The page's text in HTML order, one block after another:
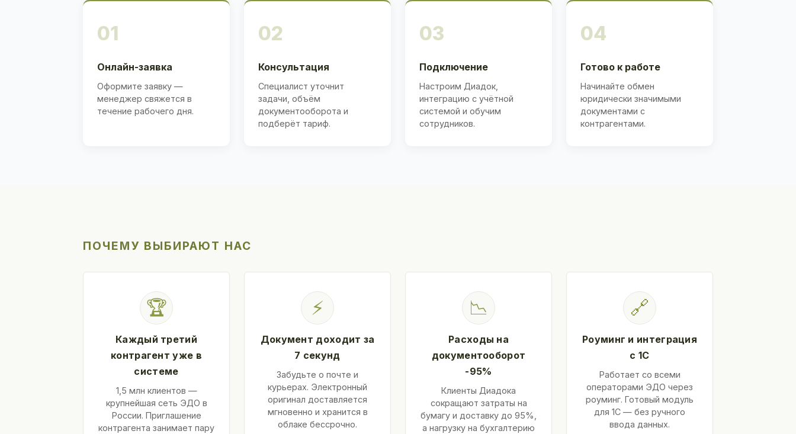
01
Онлайн-заявка
Оформите заявку —
менеджер свяжется в
течение рабочего дня.
02
Консультация
Специалист уточнит
задачи, объём
документооборота и
подберёт тариф.
03
Подключение
Настроим Диадок,
интеграцию с учётной
системой и обучим
сотрудников.
04
Готово к работе
Начинайте обмен
юридически значимыми
документами с
контрагентами.
ПОЧЕМУ ВЫБИРАЮТ НАС
🏆
Каждый третий
контрагент уже в
системе
1,5 млн клиентов —
крупнейшая сеть ЭДО в
России. Приглашение
контрагента занимает пару
⚡
Документ доходит за
7 секунд
Забудьте о почте и
курьерах. Электронный
оригинал доставляется
мгновенно и хранится в
облаке бессрочно.
📉
Расходы на
документооборот
-95%
Клиенты Диадока
сокращают затраты на
бумагу и доставку до 95%,
а нагрузку на бухгалтерию
🔗
Роуминг и интеграция
с 1С
Работает со всеми
операторами ЭДО через
роуминг. Готовый модуль
для 1С — без ручного
ввода данных.